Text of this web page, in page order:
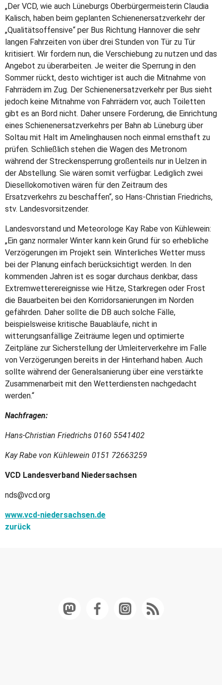
„Der VCD, wie auch Lüneburgs Oberbürgermeisterin Claudia
Kalisch, haben beim geplanten Schienenersatzverkehr der
„Qualitätsoffensive“ per Bus Richtung Hannover die sehr
langen Fahrzeiten von über drei Stunden von Tür zu Tür
kritisiert. Wir fordern nun, die Verschiebung zu nutzen und das
Angebot zu überarbeiten. Je weiter die Sperrung in den
Sommer rückt, desto wichtiger ist auch die Mitnahme von
Fahrrädern im Zug. Der Schienenersatzverkehr per Bus sieht
jedoch keine Mitnahme von Fahrrädern vor, auch Toiletten
gibt es an Bord nicht. Daher unsere Forderung, die Einrichtung
eines Schienenersatzverkehrs per Bahn ab Lüneburg über
Soltau mit Halt im Amelinghausen noch einmal ernsthaft zu
prüfen. Schließlich stehen die Wagen des Metronom
während der Streckensperrung großenteils nur in Uelzen in
der Abstellung. Sie wären somit verfügbar. Lediglich zwei
Diesellokomotiven wären für den Zeitraum des
Ersatzverkehrs zu beschaffen“, so Hans-Christian Friedrichs,
stv. Landesvorsitzender.
Landesvorstand und Meteorologe Kay Rabe von Kühlewein:
„Ein ganz normaler Winter kann kein Grund für so erhebliche
Verzögerungen im Projekt sein. Winterliches Wetter muss
bei der Planung einfach berücksichtigt werden. In den
kommenden Jahren ist es sogar durchaus denkbar, dass
Extremwetterereignisse wie Hitze, Starkregen oder Frost
die Bauarbeiten bei den Korridorsanierungen im Norden
gefährden. Daher sollte die DB auch solche Fälle,
beispielsweise kritische Bauabläufe, nicht in
witterungsanfällige Zeiträume legen und optimierte
Zeitpläne zur Sicherstellung der Umleiterverkehre im Falle
von Verzögerungen bereits in der Hinterhand haben. Auch
sollte während der Generalsanierung über eine verstärkte
Zusammenarbeit mit den Wetterdiensten nachgedacht
werden.“
Nachfragen:
Hans-Christian Friedrichs 0160 5541402
Kay Rabe von Kühlewein 0151 72663259
VCD Landesverband Niedersachsen
nds@vcd.org
www.vcd-niedersachsen.de
zurück